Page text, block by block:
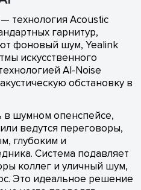
технология Acoustic
гарнитур,
фоновый шум, Yealink
искусственного
AI-Noise
обстановку в
в шумном опенспейсе,
ведутся переговоры,
глубоким и
Система подавляет
коллег и уличный шум,
Это идеальное решение